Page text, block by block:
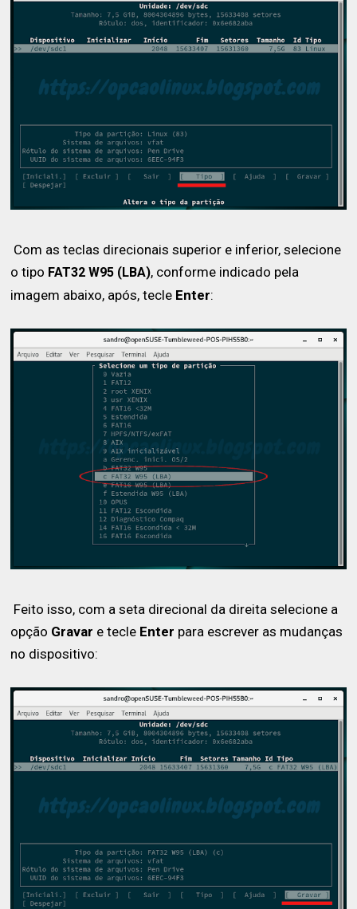
Com as teclas direcionais superior e inferior, selecione
o tipo FAT32 W95 (LBA), conforme indicado pela
imagem abaixo, após, tecle Enter:
Feito isso, com a seta direcional da direita selecione a
opção Gravar e tecle Enter para escrever as mudanças
no dispositivo: